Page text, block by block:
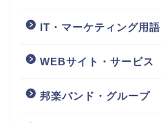
IT・マーケティング用語
WEBサイト・サービス
邦楽バンド・グループ